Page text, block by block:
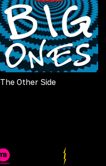
The Other Side